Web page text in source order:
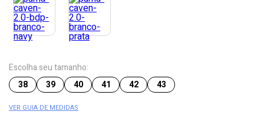
Escolha seu tamanho:
38
39 40 41 42 43
VER GUIA DE MEDIDAS